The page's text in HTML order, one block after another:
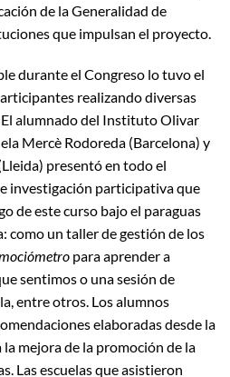
de la Generalidad de
que impulsan el proyecto.
durante el Congreso lo tuvo el
realizando diversas
alumnado del Instituto Olivar
Mercè Rodoreda (Barcelona) y
presentó en todo el
investigación participativa que
de este curso bajo el paraguas
como un taller de gestión de los
para aprender a
sentimos o una sesión de
entre otros. Los alumnos
elaboradas desde la
mejora de la promoción de la
Las escuelas que asistieron